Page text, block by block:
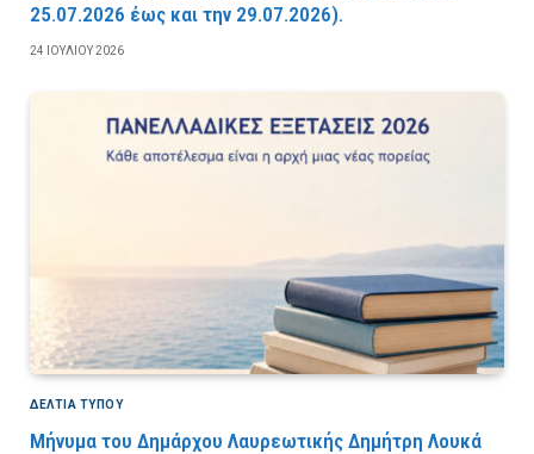
25.07.2026 έως και την 29.07.2026).
24 ΙΟΥΛΊΟΥ 2026
ΔΕΛΤΙΑ ΤΥΠΟΥ
Μήνυμα του Δημάρχου Λαυρεωτικής Δημήτρη Λουκά